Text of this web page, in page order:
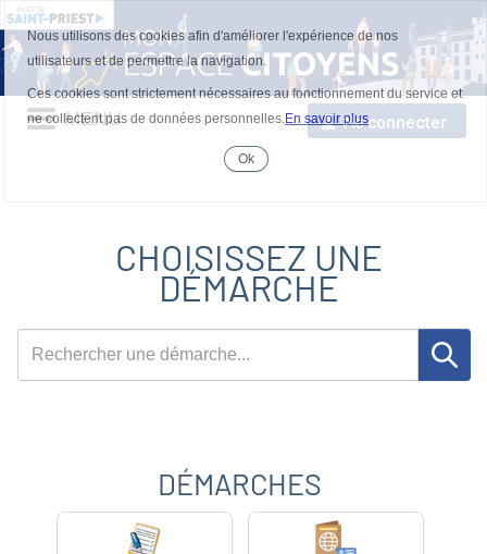
Nous utilisons des cookies afin d'améliorer l'expérience de nos
utilisateurs et de permettre la navigation.
Ces cookies sont strictement nécessaires au fonctionnement du service et
ne collectent pas de données personnelles.En savoir plus
Ok
Accepter
MENU Me connecter
CHOISISSEZ UNE
DÉMARCHE
Rechercher
une
démarche
DÉMARCHES